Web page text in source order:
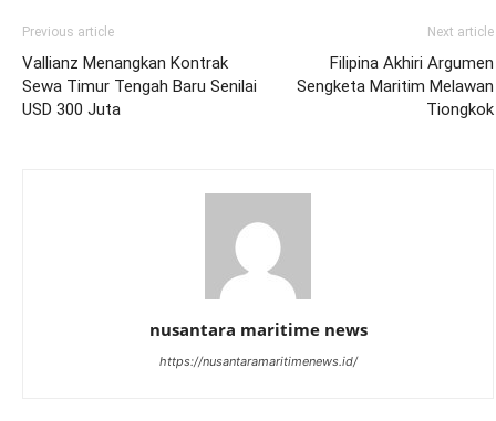
Previous article
Vallianz Menangkan Kontrak
Sewa Timur Tengah Baru Senilai
USD 300 Juta
Next article
Filipina Akhiri Argumen
Sengketa Maritim Melawan
Tiongkok
nusantara maritime news
https://nusantaramaritimenews.id/